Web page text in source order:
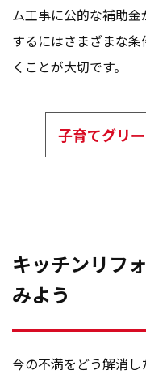
ム工事に公的な補助
するにはさまざまな
くことが大切です。
子育てグリ
キッチンリフ
みよう
今の不満をどう解消